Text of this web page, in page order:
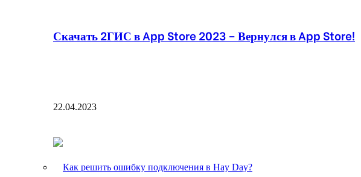
Скачать 2ГИС в App Store 2023 – Вернулся в App Store!
22.04.2023